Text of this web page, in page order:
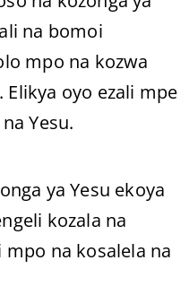
na bomoi
mpo na kozwa
oyo ezali mpe
Yesu.
ya Yesu ekoya
kozala na
na kosalela na